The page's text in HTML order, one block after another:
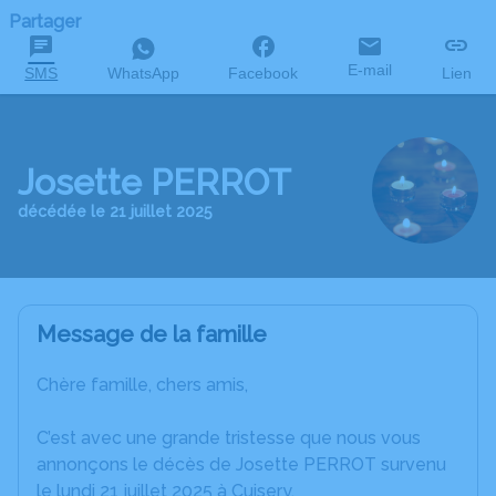
Partager
SMS WhatsApp Facebook E-mail Lien
Josette PERROT
décédée le 21 juillet 2025
Message de la famille
Chère famille, chers amis,
C’est avec une grande tristesse que nous vous
annonçons le décès de Josette PERROT survenu
le lundi 21 juillet 2025 à Cuisery.